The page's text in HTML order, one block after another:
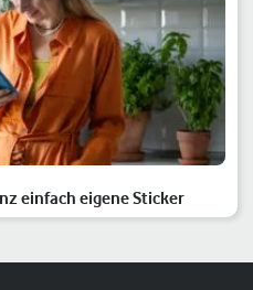
einfach eigene Sticker